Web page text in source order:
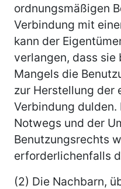
ordnungsmäßigen
Verbindung mit
kann der
verlangen, dass sie
Mangels die
zur Herstellung der
Verbindung dulden.
Notwegs und der
Benutzungsrechts
erforderlichenfalls
(2) Die Nachbarn,